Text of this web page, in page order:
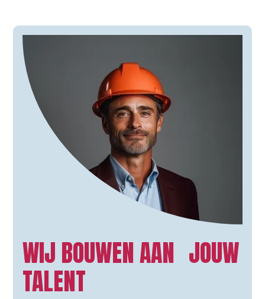
WIJ BOUWEN AAN JOUW
TALENT